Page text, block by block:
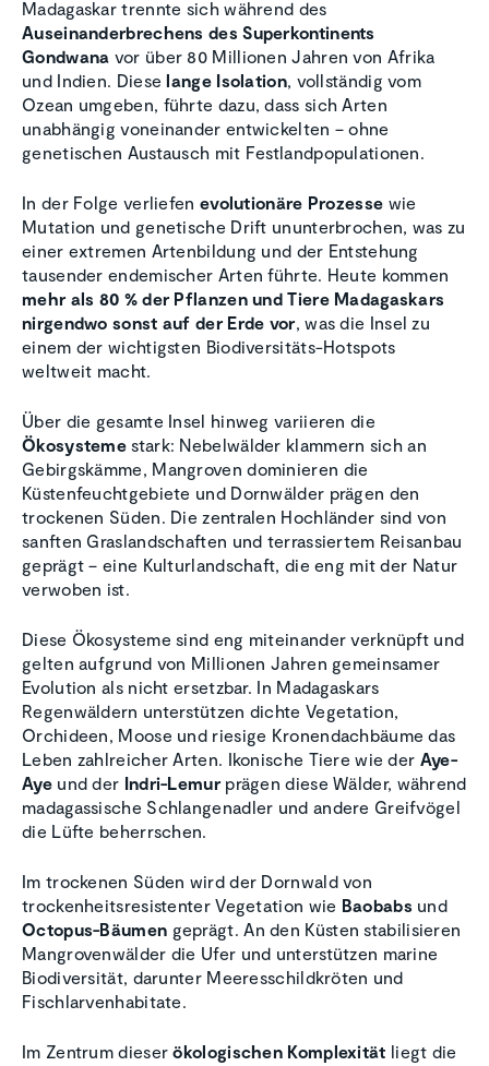
Madagaskar trennte sich während des
Auseinanderbrechens des Superkontinents
Gondwana vor über 80 Millionen Jahren von Afrika
und Indien. Dieselange Isolation, vollständig vom
Ozean umgeben, führte dazu, dass sich Arten
unabhängig voneinander entwickelten – ohne
genetischen Austausch mit Festlandpopulationen.
In der Folge verliefen evolutionäre Prozesse wie
Mutation und genetische Drift ununterbrochen, was zu
einer extremen Artenbildung und der Entstehung
tausender endemischer Arten führte. Heute kommen
mehr als 80 % der Pflanzen und Tiere Madagaskars
nirgendwo sonst auf der Erde vor, was die Insel zu
einem der wichtigsten Biodiversitäts-Hotspots
weltweit macht.
Über die gesamte Insel hinweg variieren die
Ökosysteme stark: Nebelwälder klammern sich an
Gebirgskämme, Mangroven dominieren die
Küstenfeuchtgebiete und Dornwälder prägen den
trockenen Süden. Die zentralen Hochländer sind von
sanften Graslandschaften und terrassiertem Reisanbau
geprägt – eine Kulturlandschaft, die eng mit der Natur
verwoben ist.
Diese Ökosysteme sind eng miteinander verknüpft und
gelten aufgrund von Millionen Jahren gemeinsamer
Evolution als nicht ersetzbar. In Madagaskars
Regenwäldern unterstützen dichte Vegetation,
Orchideen, Moose und riesige Kronendachbäume das
Leben zahlreicher Arten. Ikonische Tiere wie der Aye-
Ayeund der Indri-Lemurprägen diese Wälder, während
madagassische Schlangenadler und andere Greifvögel
die Lüfte beherrschen.
Im trockenen Süden wird der Dornwald von
trockenheitsresistenter Vegetation wie Baobabs und
Octopus-Bäumen geprägt. An den Küsten stabilisieren
Mangrovenwälder die Ufer und unterstützen marine
Biodiversität, darunter Meeresschildkröten und
Fischlarvenhabitate.
Im Zentrum dieserökologischen Komplexität liegt die